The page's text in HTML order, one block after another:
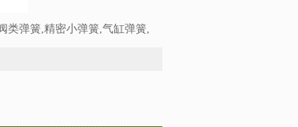
类弹簧,精密小弹簧,气缸弹簧,